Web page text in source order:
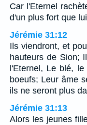
Car l'Eternel
d'un plus fort que
Jérémie 31:12
Ils viendront, et
hauteurs de Sion;
l'Eternel, Le blé,
boeufs; Leur âme
ils ne seront plus
Jérémie 31:13
Alors les jeunes